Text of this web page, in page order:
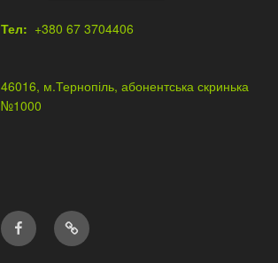
Тел: +380 67 3704406
46016, м.Тернопіль, абонентська скринька
№1000
FacebookEmail